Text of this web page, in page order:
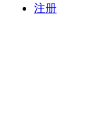
注册